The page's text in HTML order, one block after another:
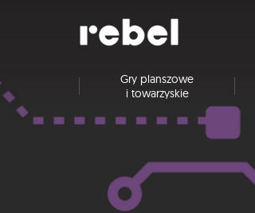
Gry planszowe
i towarzyskie